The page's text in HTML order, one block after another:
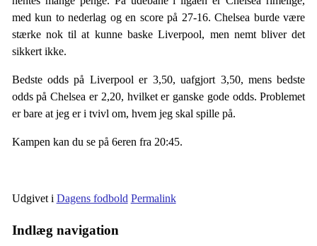
med kun to nederlag og en score på 27-16. Chelsea burde være
stærke nok til at kunne baske Liverpool, men nemt bliver det
sikkert ikke.
Bedste odds på Liverpool er 3,50, uafgjort 3,50, mens bedste
odds på Chelsea er 2,20, hvilket er ganske gode odds. Problemet
er bare at jeg er i tvivl om, hvem jeg skal spille på.
Kampen kan du se på 6eren fra 20:45.
Udgivet i Dagens fodbold Permalink
Indlæg navigation